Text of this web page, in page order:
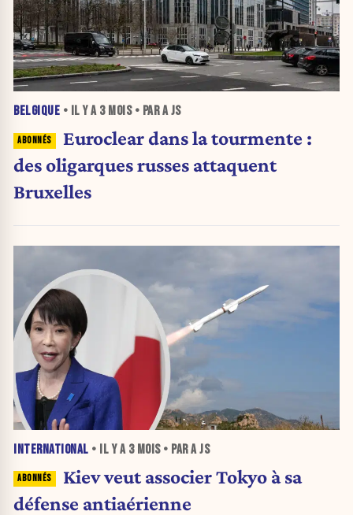
BELGIQUE • IL Y A 3 MOIS• PAR A JS
Euroclear dans la tourmente :
des oligarques russes attaquent
Bruxelles
INTERNATIONAL • IL Y A 3 MOIS• PAR A JS
Kiev veut associer Tokyo à sa
défense antiaérienne